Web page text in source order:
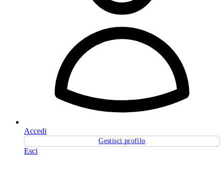
Accedi
Gestisci profilo
Esci